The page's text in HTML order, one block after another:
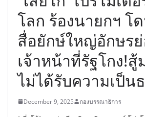
โลก ร้องนายกฯ โ
สื่อยักษ์ใหญ่อักษรย่
เจ้าหน้าที่รัฐโกง!สู้
ไม่ได้รับความเป็น
December 9, 2025 กองบรรณาธิการ